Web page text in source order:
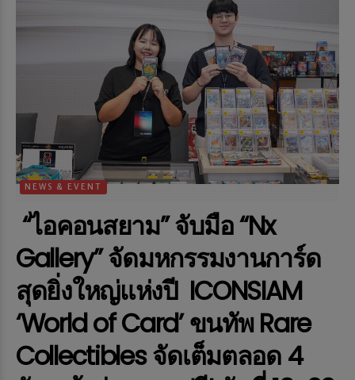
NEWS & EVENT
“ไอคอนสยาม” จับมือ “Nx
Gallery” จัดมหกรรมงานการ์ด
สุดยิ่งใหญ่แห่งปี ICONSIAM
‘World of Card’ ขนทัพ Rare
Collectibles จัดเต็มตลอด 4